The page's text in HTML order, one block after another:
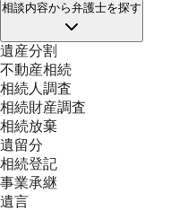
相談内容から弁護士を探す
遺産分割
不動産相続
相続人調査
相続財産調査
相続放棄
遺留分
相続登記
事業承継
遺言